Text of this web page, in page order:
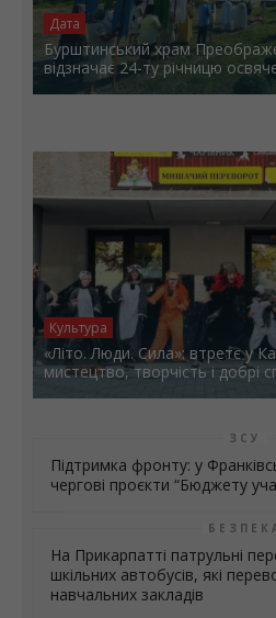
Дата
Бурштинський храм
відзначає 24-ту річницю
Культура
«Літо. Люди. Сила»: втретє у
мистецтво, творчість і добрі
ЗСУ
Підтримка фронту: у
чергові проєкти “Бюджету
На Прикарпатті патрульні
шкільних автобусів, які
навчальних закладів